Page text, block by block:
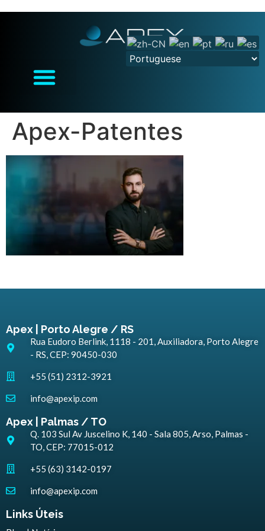
Apex-Patentes
Apex | Porto Alegre / RS
Rua Eudoro Berlink, 1118 - 201, Auxiliadora, Porto Alegre
- RS, CEP: 90450-030
+55 (51) 2312-3921
info@apexip.com
Apex | Palmas / TO
Q. 103 Sul Av Juscelino K, 140 - Sala 805, Arso, Palmas -
TO, CEP: 77015-012
+55 (63) 3142-0197
info@apexip.com
Links Úteis